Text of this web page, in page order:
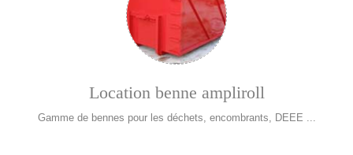
Location benne ampliroll
Gamme de bennes pour les déchets, encombrants, DEEE ...